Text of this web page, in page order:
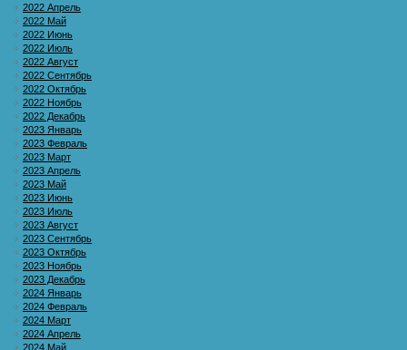
2022 Апрель
2022 Май
2022 Июнь
2022 Июль
2022 Август
2022 Сентябрь
2022 Октябрь
2022 Ноябрь
2022 Декабрь
2023 Январь
2023 Февраль
2023 Март
2023 Апрель
2023 Май
2023 Июнь
2023 Июль
2023 Август
2023 Сентябрь
2023 Октябрь
2023 Ноябрь
2023 Декабрь
2024 Январь
2024 Февраль
2024 Март
2024 Апрель
2024 Май